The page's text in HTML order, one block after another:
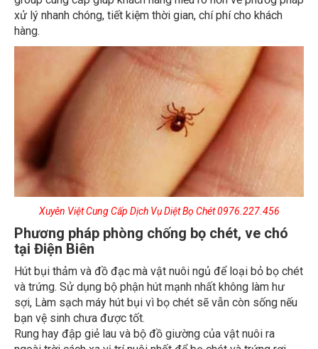
xử lý nhanh chóng, tiết kiệm thời gian, chí phí cho khách
hàng.
Phương pháp phòng chống bọ chét, ve chó
tại Điện Biên
Hút bụi thảm và đồ đạc mà vật nuôi ngủ để loại bỏ bọ chét
và trứng. Sử dụng bộ phận hút mạnh nhất không làm hư
sợi, Làm sạch máy hút bụi vì bọ chét sẽ vẫn còn sống nếu
bạn vệ sinh chưa được tốt.
Rung hay đập giẻ lau và bộ đồ giường của vật nuôi ra
ngoài trời cách xa vị trí nuôi nhốt để bọ chét và trứng rơi